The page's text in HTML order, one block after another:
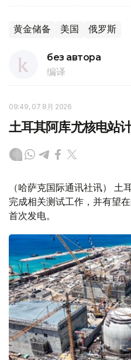
黄金储备 美国 俄罗斯
без автора
编译
09:49, 07 8月 2026
土耳其阿库尤核电站
（哈萨克国际通讯社讯）
完成相关测试工作，并有望
首次发电。